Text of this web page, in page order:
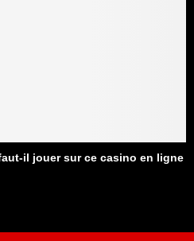
il jouer sur ce casino en ligne